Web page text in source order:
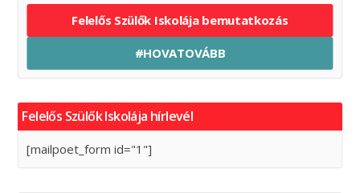
Felelős Szülők Iskolája bemutatkozás
#HOVATOVÁBB
Felelős Szülők Iskolája hírlevél
[mailpoet_form id="1"]